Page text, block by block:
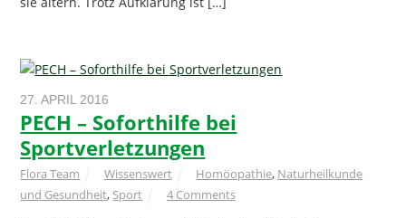
27. APRIL 2016
PECH – Soforthilfe bei
Sportverletzungen
Flora Team Wissenswert Homöopathie, Naturheilkunde
und Gesundheit, Sport 4 Comments